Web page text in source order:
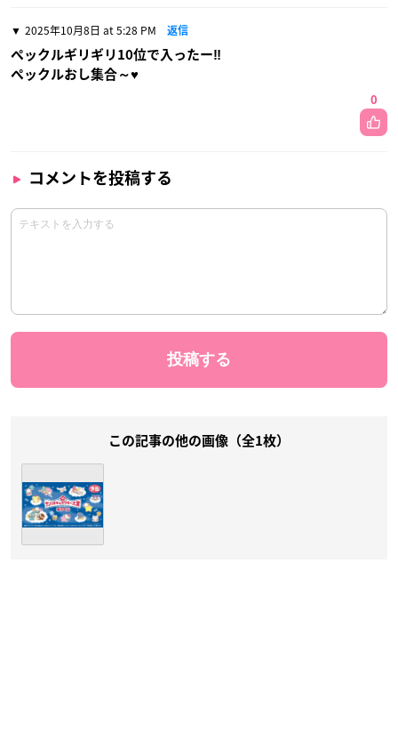
2025年10月8日 at 5:28 PM 返信
ペックルギリギリ10位で入ったー‼️
ペックルおし集合～♥️
0
コメントを投稿する
この記事の他の画像（全1枚）